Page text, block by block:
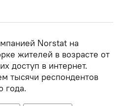
Norstat на
жителей в возрасте от
доступ в интернет.
тысячи респондентов
года.